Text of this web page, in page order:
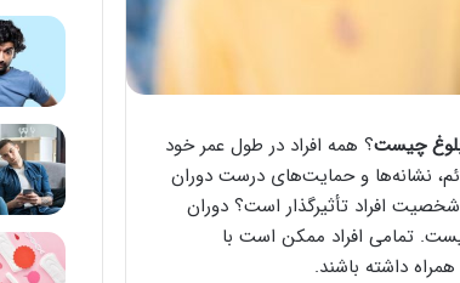
چیست؟ همه افراد در طول عمر خود
نشانه‌ها و حمایت‌های درست دوران
افراد تأثیرگذار است؟ دوران
تمامی افراد ممکن است با
داشته باشند.